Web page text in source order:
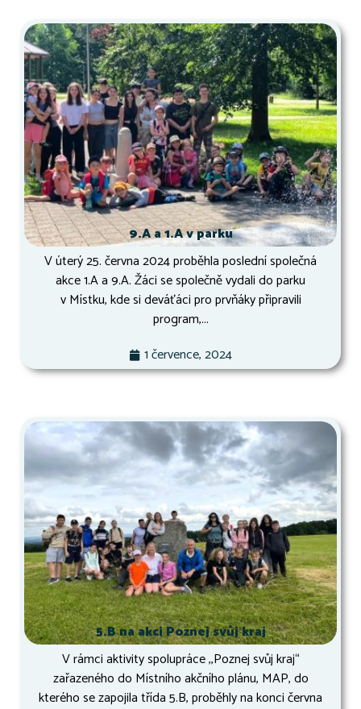
9.A a 1.A v parku
V úterý 25. června 2024 proběhla poslední společná
akce 1.A a 9.A. Žáci se společně vydali do parku
v Místku, kde si deváťáci pro prvňáky připravili
program,...
1 července, 2024
5.B na akci Poznej svůj kraj
V rámci aktivity spolupráce ,,Poznej svůj kraj“
zařazeného do Místního akčního plánu, MAP, do
kterého se zapojila třída 5.B, proběhly na konci června